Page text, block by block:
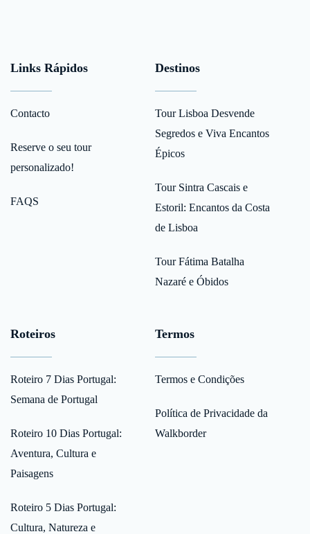
Links Rápidos
Contacto
Reserve o seu tour
personalizado!
FAQS
Destinos
Tour Lisboa Desvende
Segredos e Viva Encantos
Épicos
Tour Sintra Cascais e
Estoril: Encantos da Costa
de Lisboa
Tour Fátima Batalha
Nazaré e Óbidos
Roteiros
Roteiro 7 Dias Portugal:
Semana de Portugal
Roteiro 10 Dias Portugal:
Aventura, Cultura e
Paisagens
Roteiro 5 Dias Portugal:
Cultura, Natureza e
Termos
Termos e Condições
Política de Privacidade da
Walkborder